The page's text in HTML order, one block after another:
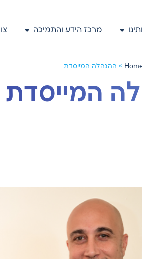
מרכז הידע והתמיכה
» ההנהלה המייסדת
המייסדת